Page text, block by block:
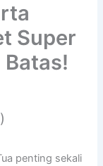
Super
Batas!
penting sekali